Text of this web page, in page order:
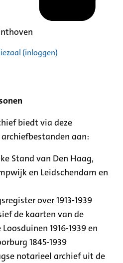
(inloggen)
biedt via deze
aan:
Stand van Den Haag,
en Leidschendam en
over 1913-1939
de kaarten van de
1916-1939 en
1845-1939
notarieel archief uit de